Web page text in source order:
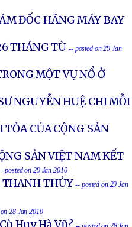
ĐỐC HÃNG MÁY BAY
THÁNG TÙ -- posted on 29 Jan
MỘT VỤ NỔ Ở
NGUYỄN HUỆ CHI MỖI
TỎA CỦA CỘNG SẢN
SẢN VIỆT NAM KẾT
posted on 29 Jan 2010
THANH THỦY -- posted on 29 Jan
28 Jan 2010